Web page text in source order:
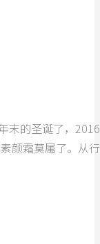
末的圣诞了，
颜霜莫属了。从